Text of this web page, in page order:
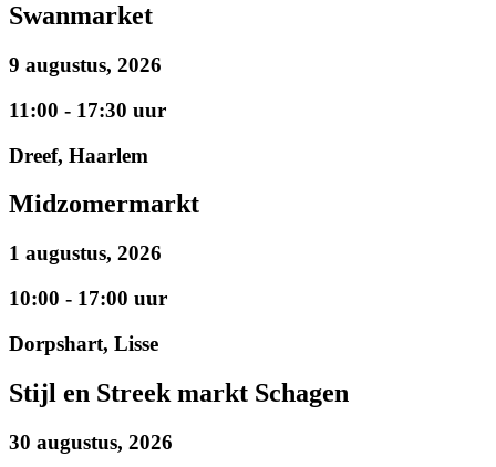
Swanmarket
9 augustus, 2026
11:00 - 17:30 uur
Dreef, Haarlem
Midzomermarkt
1 augustus, 2026
10:00 - 17:00 uur
Dorpshart, Lisse
Stijl en Streek markt Schagen
30 augustus, 2026